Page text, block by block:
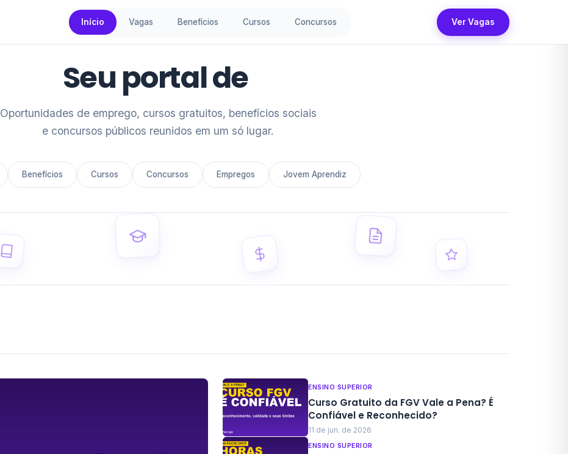
Início Vagas Benefícios Cursos Concursos Ver Vagas
Seu portal de
Oportunidades de emprego, cursos gratuitos, benefícios sociais
e concursos públicos reunidos em um só lugar.
Benefícios Cursos Concursos Empregos Jovem Aprendiz
ENSINO SUPERIOR
Curso Gratuito da FGV Vale a Pena? É
Confiável e Reconhecido?
11 de jun. de 2026
ENSINO SUPERIOR